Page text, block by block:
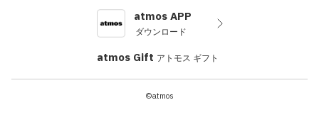
atmos APP
ダウンロード
atmos Gift アトモス ギフト
©atmos